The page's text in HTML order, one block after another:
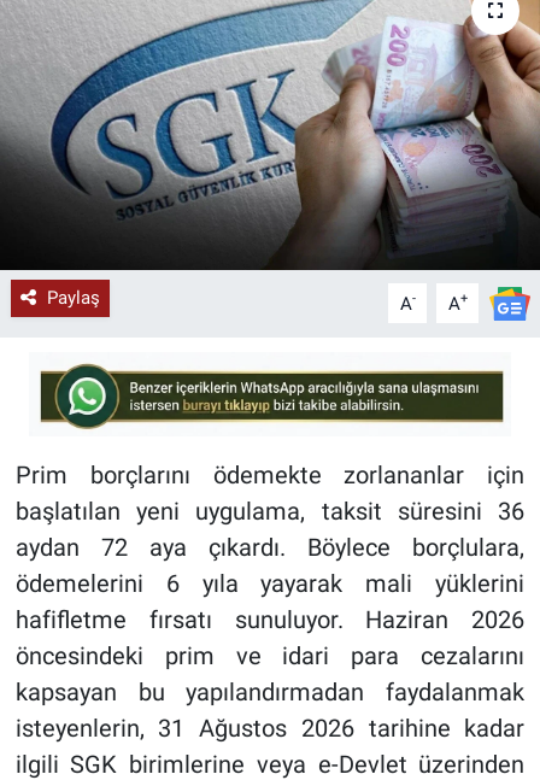
Paylaş A- A+
Prim borçlarını ödemekte zorlananlar için
başlatılan yeni uygulama, taksit süresini 36
aydan 72 aya çıkardı. Böylece borçlulara,
ödemelerini 6 yıla yayarak mali yüklerini
hafifletme fırsatı sunuluyor. Haziran 2026
öncesindeki prim ve idari para cezalarını
kapsayan bu yapılandırmadan faydalanmak
isteyenlerin, 31 Ağustos 2026 tarihine kadar
ilgili SGK birimlerine veya e-Devlet üzerinden
SPOR
YAŞAM
RESMİ İLAN